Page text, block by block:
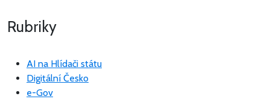
Rubriky
AI na Hlídači státu
Digitální Česko
e-Gov